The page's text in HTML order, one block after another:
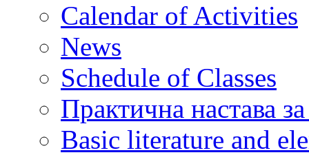
Calendar of Activities
News
Schedule of Classes
Практична настава
Basic literature and